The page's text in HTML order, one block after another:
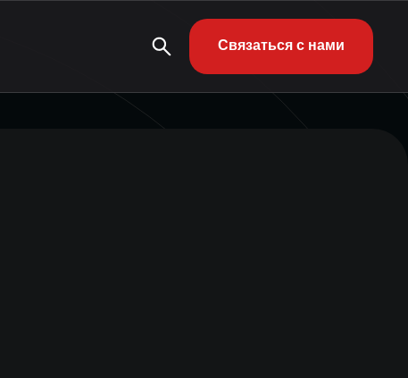
Связаться с нами